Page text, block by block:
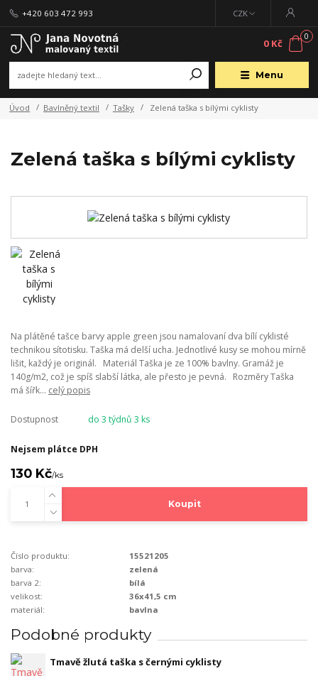
Menu
CZK
+420 603 472 993
0
0 Kč
Úvod Bavlněný textil Tašky Zelená taška s bílými cyklisty
Zelená taška s bílými cyklisty
Na plátěné tašce barvy apple green jsou namalovaní dva bílí cyklisté
technikou sítotisku. Taška má delší ucha. Jednotlivé kusy se mohou mírně
lišit, každý je originál. Materiál Taška je ze 100% bavlny. Gramáž je
140g/m2, což je spíš slabší látka, ale přesto je pevná. Rozměry Taška
má šířk... celý popis
Dostupnost do 3 týdnů 3 ks
Nejsem plátce DPH
130 Kč/ks
Koupit
Číslo produktu:
15521205
barva:
zelená
barva 2:
bílá
velikost:
36x41,5 cm
materiál:
bavlna
Podobné produkty
Tmavě žlutá taška s černými cyklisty